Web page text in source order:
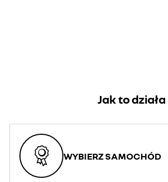
Jak to działa
WYBIERZ SAMOCHÓD